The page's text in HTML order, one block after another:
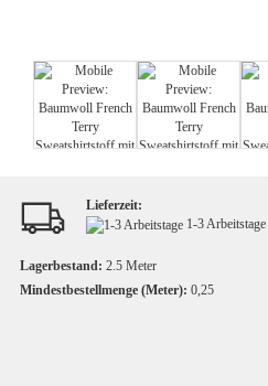
Lieferzeit:
1-3 Arbeitstage
Lagerbestand: 2.5 Meter
Mindestbestellmenge (Meter): 0,25